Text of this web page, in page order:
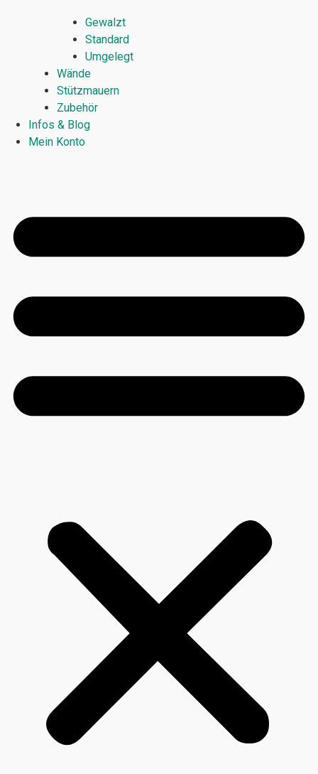
Gewalzt
Standard
Umgelegt
Wände
Stützmauern
Zubehör
Infos & Blog
Mein Konto